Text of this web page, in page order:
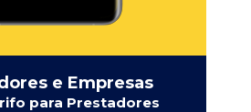
e Empresas
para Prestadores